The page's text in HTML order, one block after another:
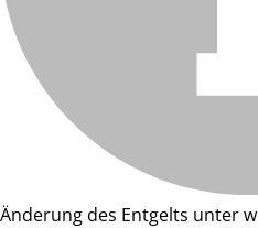
Änderung des Entgelts unter